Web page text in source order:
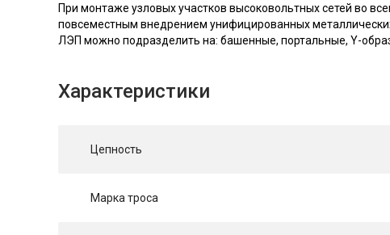
При монтаже узловых участков высоковольтных сетей во
повсеместным внедрением унифицированных
ЛЭП можно подразделить на: башенные, портальные, Y-
Характеристики
Цепность
Марка троса